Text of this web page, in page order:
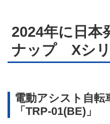
2024年に日本
ナップ Xシ
電動アシスト自転
「TRP-01(BE)」